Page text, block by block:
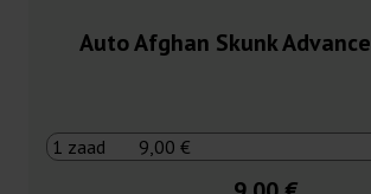
Auto Afghan Skunk